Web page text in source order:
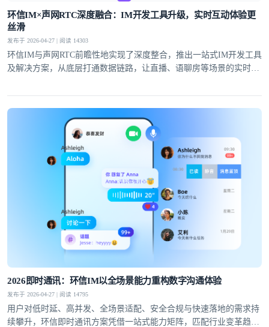
环信IM×声网RTC深度融合：IM开发工具升级，实时互动体验更
丝滑
发布于 2026-04-27 | 阅读 14303
环信IM与声网RTC前瞻性地实现了深度整合，推出一站式IM开发工具
及解决方案，从底层打通数据链路，让直播、语聊房等场景的实时互
2026即时通讯：环信IM以全场景能力重构数字沟通体验
发布于 2026-04-27 | 阅读 14795
用户对低时延、高并发、全场景适配、安全合规与快速落地的需求持
续攀升，环信即时通讯方案凭借一站式能力矩阵，匹配行业变革趋